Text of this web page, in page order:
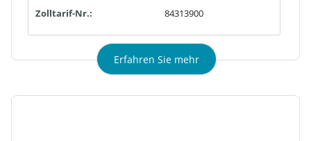
Zolltarif-Nr.: 84313900
Erfahren Sie mehr